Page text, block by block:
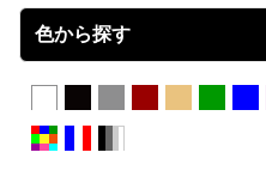
色から探す